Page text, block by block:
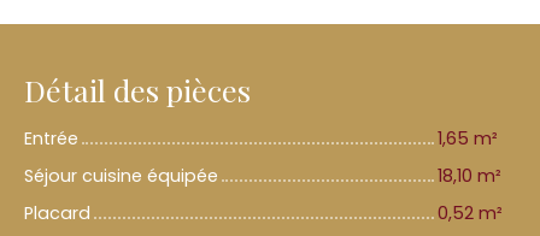
Détail des pièces
Entrée
1,65 m²
Séjour cuisine équipée
18,10 m²
Placard
0,52 m²